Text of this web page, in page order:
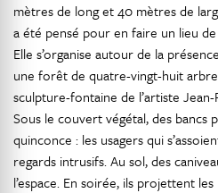
mètres de long et 40 mètres de
a été pensé pour en faire un lieu
Elle s’organise autour de la
une forêt de quatre-vingt-huit
sculpture-fontaine de l’artiste
Sous le couvert végétal, des bancs
quinconce : les usagers qui
regards intrusifs. Au sol, des
l’espace. En soirée, ils projettent